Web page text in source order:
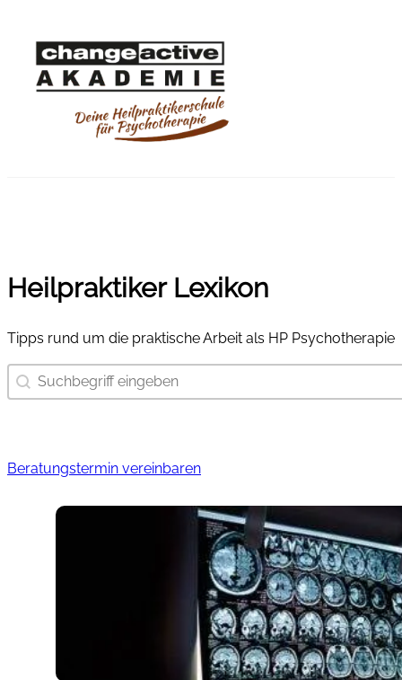
Heilpraktiker Lexikon
Tipps rund um die praktische Arbeit als HP Psychotherapie
Suchbegriff eingeben
Beratungstermin vereinbaren